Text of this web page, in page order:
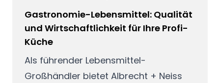
Gastronomie-Lebensmittel: Qualität
und Wirtschaftlichkeit für Ihre Profi-
Küche
Als führender Lebensmittel-
Großhändler bietet Albrecht + Neiss